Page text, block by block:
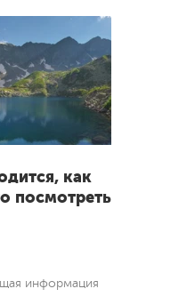
как
посмотреть
информация